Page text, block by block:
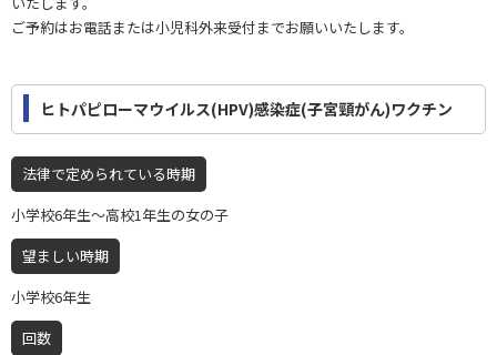
ご予約はお電話または小児科外来受付までお願いいたします。
ヒトパピローマウイルス(HPV)感染症(子宮頸がん)ワクチン
法律で定められている時期
小学校6年生～高校1年生の女の子
望ましい時期
小学校6年生
回数